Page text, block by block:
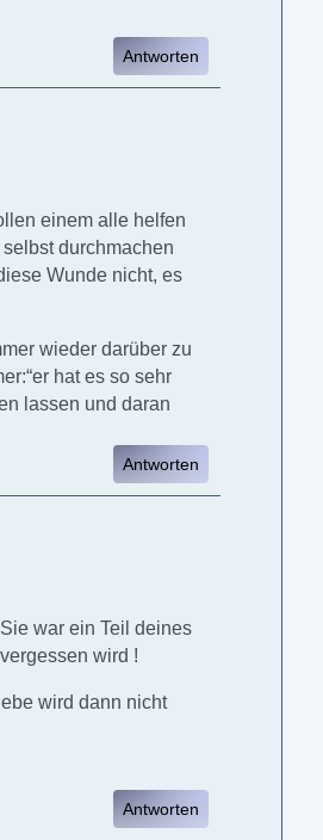
Antworten
einem alle helfen
durchmachen
Wunde nicht, es
wieder darüber zu
hat es so sehr
lassen und daran
Antworten
war ein Teil deines
wird !
wird dann nicht
Antworten